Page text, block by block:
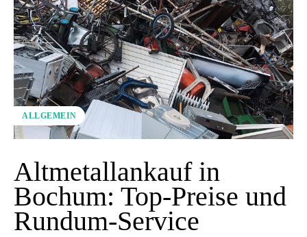
ALLGEMEIN
Altmetallankauf in
Bochum: Top-Preise und
Rundum-Service